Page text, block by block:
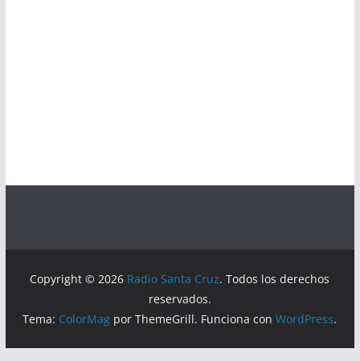
Copyright © 2026 Radio Santa Cruz. Todos los derechos
reservados.
Tema: ColorMag por ThemeGrill. Funciona conWordPress.